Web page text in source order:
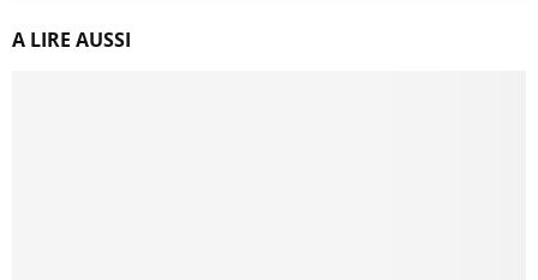
A LIRE AUSSI